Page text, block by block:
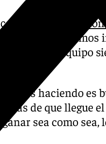
sabíamos a
Nosotros lo hemos
mucho. El equipo
haciendo es
de que llegue
sea como sea,